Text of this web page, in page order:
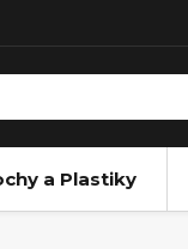
a Plastiky